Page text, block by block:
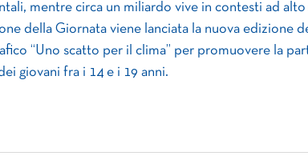
mentre circa un miliardo vive in contesti ad alto
della Giornata viene lanciata la nuova edizione
“Uno scatto per il clima” per promuovere la
giovani fra i 14 e i 19 anni.